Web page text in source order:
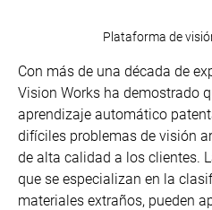
Plataforma de
Con más de una década de
Vision Works ha demostrado
aprendizaje automático
difíciles problemas de visión
de alta calidad a los clientes.
que se especializan en la
materiales extraños, pueden